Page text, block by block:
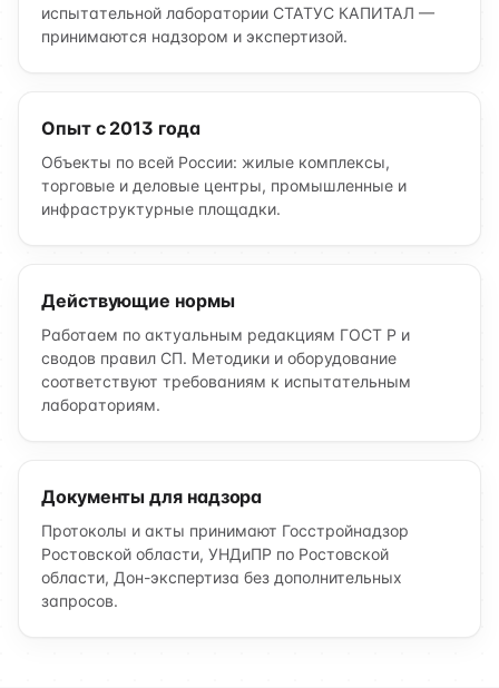
испытательной лаборатории СТАТУС КАПИТАЛ —
принимаются надзором и экспертизой.
Опыт с 2013 года
Объекты по всей России: жилые комплексы,
торговые и деловые центры, промышленные и
инфраструктурные площадки.
Действующие нормы
Работаем по актуальным редакциям ГОСТ Р и
сводов правил СП. Методики и оборудование
соответствуют требованиям к испытательным
лабораториям.
Документы для надзора
Протоколы и акты принимают Госстройнадзор
Ростовской области, УНДиПР по Ростовской
области, Дон-экспертиза без дополнительных
запросов.